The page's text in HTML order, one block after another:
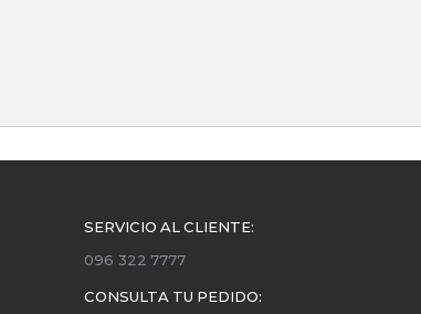
SERVICIO AL CLIENTE:
096 322 7777
CONSULTA TU PEDIDO: